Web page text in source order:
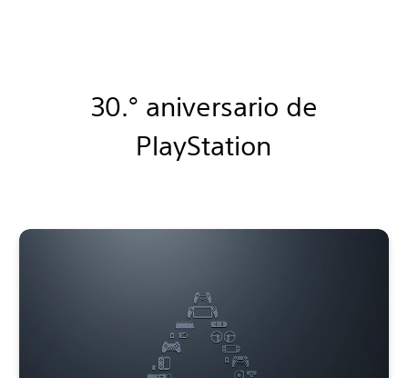
30.° aniversario de
PlayStation